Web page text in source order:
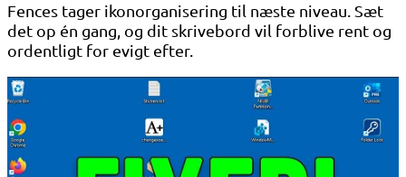
Fences tager ikonorganisering til næste niveau. Sæt
det op én gang, og dit skrivebord vil forblive rent og
ordentligt for evigt efter.